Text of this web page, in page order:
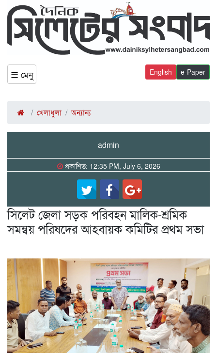
☰ মেনু e-Paper
English
খেলাধুলা অন্যান্য
admin
প্রকাশিত: 12:35 PM, July 6, 2026
সিলেট জেলা সড়ক পরিবহন মালিক-শ্রমিক
সমন্বয় পরিষদের আহবায়ক কমিটির প্রথম সভা